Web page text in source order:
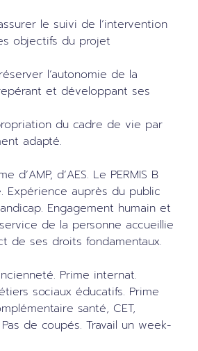
le suivi de l’intervention
objectifs du projet
l’autonomie de la
et développant ses
du cadre de vie par
adapté.
d’AMP, d’AES. Le PERMIS B
Expérience auprès du public
Engagement humain et
de la personne accueillie
de ses droits fondamentaux.
Prime internat.
sociaux éducatifs. Prime
santé, CET,
de coupés. Travail un week-